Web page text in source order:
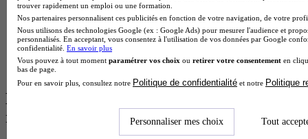
BTS Domotique en alternance
BAC Pro Agora en alternance
BTS Sta en alternance
BTS Iris en alternance
BTS Tpl en alternance
BTS Ati en alternance
Les diplômes par filière les plus
recherchés
trouver rapidement un emploi ou une formation.
Nos partenaires personnalisent ces publicités en fonction de votre navigation, de votre
Nous utilisons des technologies Google (ex : Google Ads) pour mesurer l'audience et
personnalisés. En acceptant, vous consentez à l'utilisation de vos données par Google
confidentialité. En savoir plus
Vous pouvez à tout moment paramétrer vos choix ou retirer votre consentement en
bas de page.
Pour en savoir plus, consultez notre Politique de confidentialité et notre Politique
Personnaliser mes choix Tout